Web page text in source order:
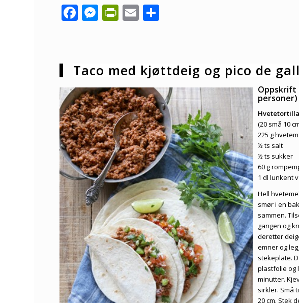
Facebook
Messenger
PrintFriendly
Email
Taco med kjøttdeig og pico de
Oppskrift
personer)
(20 små 10
225 g
½ ts salt
½ ts sukker
60 g
1 dl lunkent
Hell
smør i en
sammen.
gangen og
deretter
emner og
stekeplate.
plastfolie og
minutter.
sirkler. Små
20 cm. Stek